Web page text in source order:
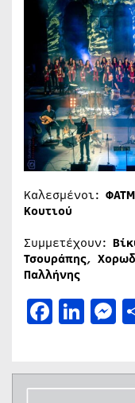
Καλεσμένοι:
Κουτιού
Συμμετέχουν:
Τσουράπης,
Παλλήνης